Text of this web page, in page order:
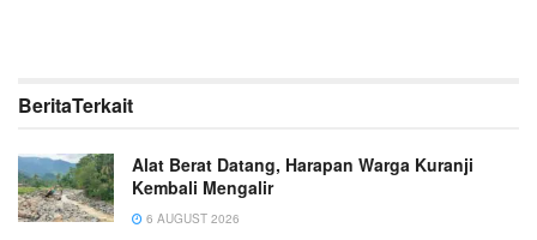
BeritaTerkait
Alat Berat Datang, Harapan Warga Kuranji
Kembali Mengalir
6 AUGUST 2026